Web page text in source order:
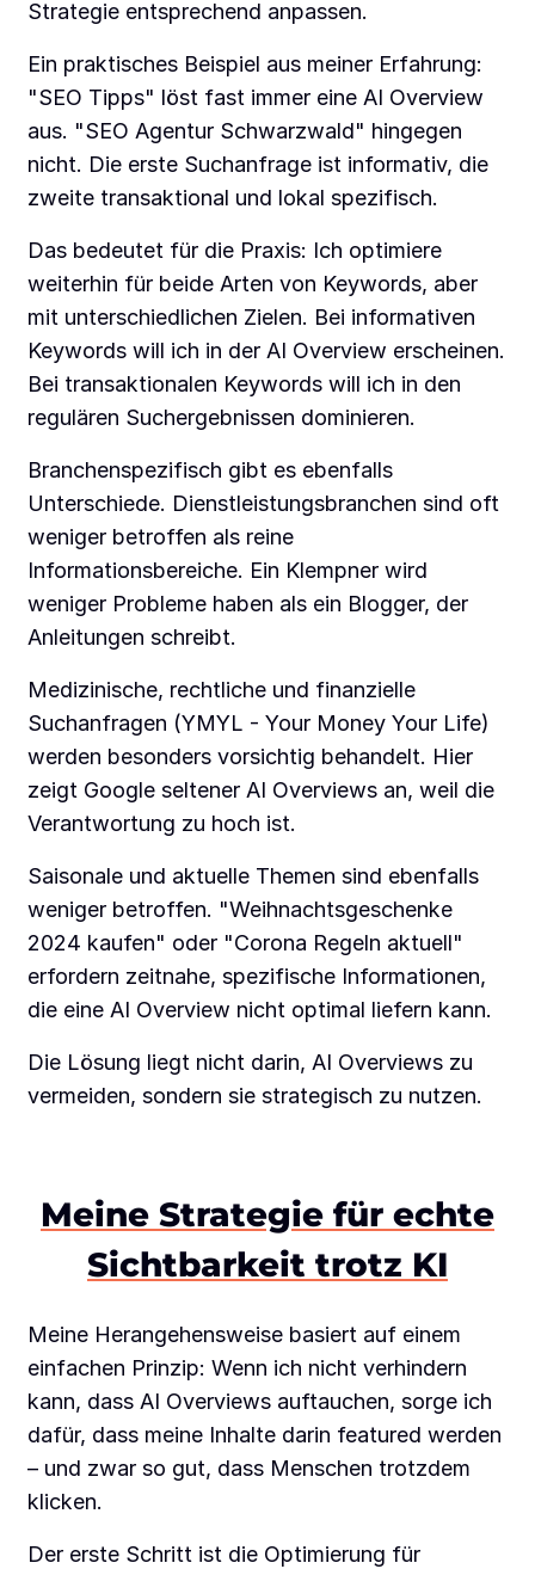
Strategie entsprechend anpassen.
Ein praktisches Beispiel aus meiner Erfahrung:
"SEO Tipps" löst fast immer eine AI Overview
aus. "SEO Agentur Schwarzwald" hingegen
nicht. Die erste Suchanfrage ist informativ, die
zweite transaktional und lokal spezifisch.
Das bedeutet für die Praxis: Ich optimiere
weiterhin für beide Arten von Keywords, aber
mit unterschiedlichen Zielen. Bei informativen
Keywords will ich in der AI Overview erscheinen.
Bei transaktionalen Keywords will ich in den
regulären Suchergebnissen dominieren.
Branchenspezifisch gibt es ebenfalls
Unterschiede. Dienstleistungsbranchen sind oft
weniger betroffen als reine
Informationsbereiche. Ein Klempner wird
weniger Probleme haben als ein Blogger, der
Anleitungen schreibt.
Medizinische, rechtliche und finanzielle
Suchanfragen (YMYL - Your Money Your Life)
werden besonders vorsichtig behandelt. Hier
zeigt Google seltener AI Overviews an, weil die
Verantwortung zu hoch ist.
Saisonale und aktuelle Themen sind ebenfalls
weniger betroffen. "Weihnachtsgeschenke
2024 kaufen" oder "Corona Regeln aktuell"
erfordern zeitnahe, spezifische Informationen,
die eine AI Overview nicht optimal liefern kann.
Die Lösung liegt nicht darin, AI Overviews zu
vermeiden, sondern sie strategisch zu nutzen.
Meine Strategie für echte
Sichtbarkeit trotz KI
Meine Herangehensweise basiert auf einem
einfachen Prinzip: Wenn ich nicht verhindern
kann, dass AI Overviews auftauchen, sorge ich
dafür, dass meine Inhalte darin featured werden
– und zwar so gut, dass Menschen trotzdem
klicken.
Der erste Schritt ist die Optimierung für